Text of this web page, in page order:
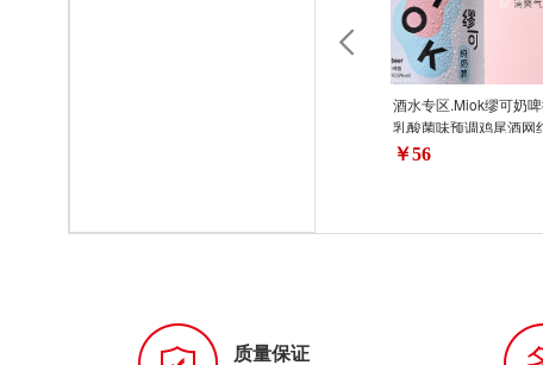
酒水专区.Miok缪可奶
乳酸菌味预调鸡尾酒网
度饮料酒纯奶啤
￥56
质量保证